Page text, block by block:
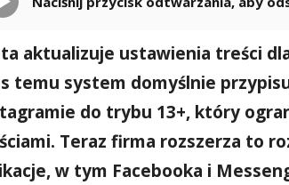
aktualizuje ustawienia treści
temu system domyślnie
do trybu 13+, który
Teraz firma rozszerza to
w tym Facebooka i